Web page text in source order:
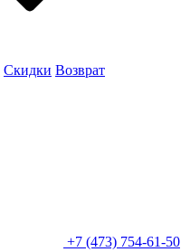
Скидки Возврат
+7 (473) 754-61-50